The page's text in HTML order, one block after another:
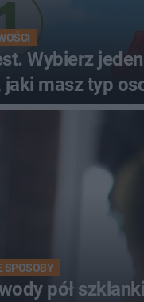
Wybierz
jaki masz typ
SPOSOBY
pół